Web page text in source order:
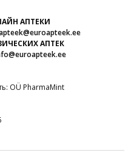
АПТЕКИ
АПТЕК
OÜ PharmaMint